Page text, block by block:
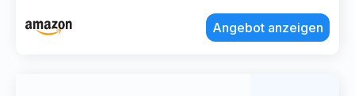
Angebot anzeigen